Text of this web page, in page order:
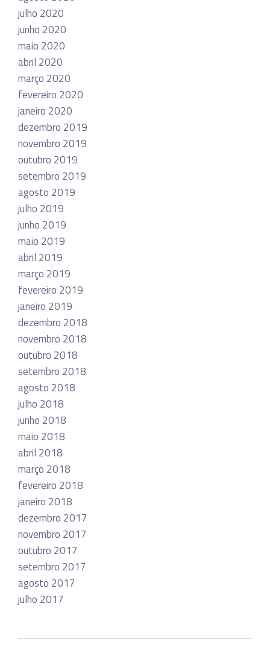
julho 2020
junho 2020
maio 2020
abril 2020
março 2020
fevereiro 2020
janeiro 2020
dezembro 2019
novembro 2019
outubro 2019
setembro 2019
agosto 2019
julho 2019
junho 2019
maio 2019
abril 2019
março 2019
fevereiro 2019
janeiro 2019
dezembro 2018
novembro 2018
outubro 2018
setembro 2018
agosto 2018
julho 2018
junho 2018
maio 2018
abril 2018
março 2018
fevereiro 2018
janeiro 2018
dezembro 2017
novembro 2017
outubro 2017
setembro 2017
agosto 2017
julho 2017